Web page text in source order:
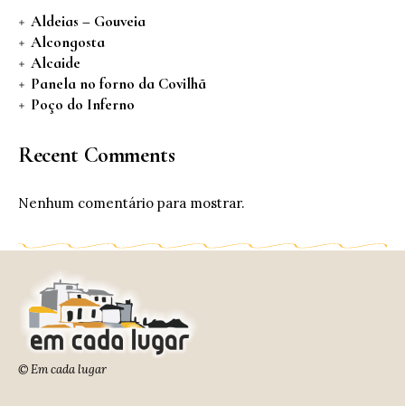
Aldeias – Gouveia
Alcongosta
Alcaide
Panela no forno da Covilhã
Poço do Inferno
Recent Comments
Nenhum comentário para mostrar.
© Em cada lugar